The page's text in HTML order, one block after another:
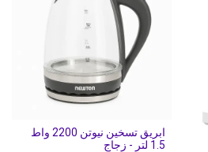
ابريق تسخين نيوتن 2200 واط
1.5 لتر - زجاج